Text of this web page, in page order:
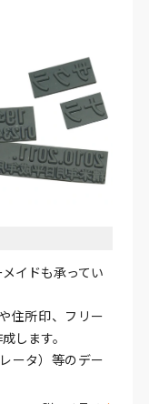
イドも承ってい
住所印、フリー
します。
ータ）等のデー